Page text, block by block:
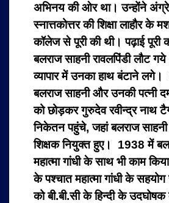
अभिनय की ओर था। उन्होंने
स्नात्तकोत्तर की शिक्षा लाहौर के
कॉलेज से पूरी की थी। पढ़ाई पूरी
बलराज साहनी रावलपिंडी लौट
व्यापार में उनका हाथ बंटाने
बलराज साहनी और उनकी पत्नी
को छोड़कर गुरुदेव रवीन्द्र नाथ
निकेतन पहुंचे, जहां बलराज
शिक्षक नियुक्त हुए। 1938 में
महात्मा गांधी के साथ भी काम
के पश्चात महात्मा गांधी के
को बी.बी.सी के हिन्दी के